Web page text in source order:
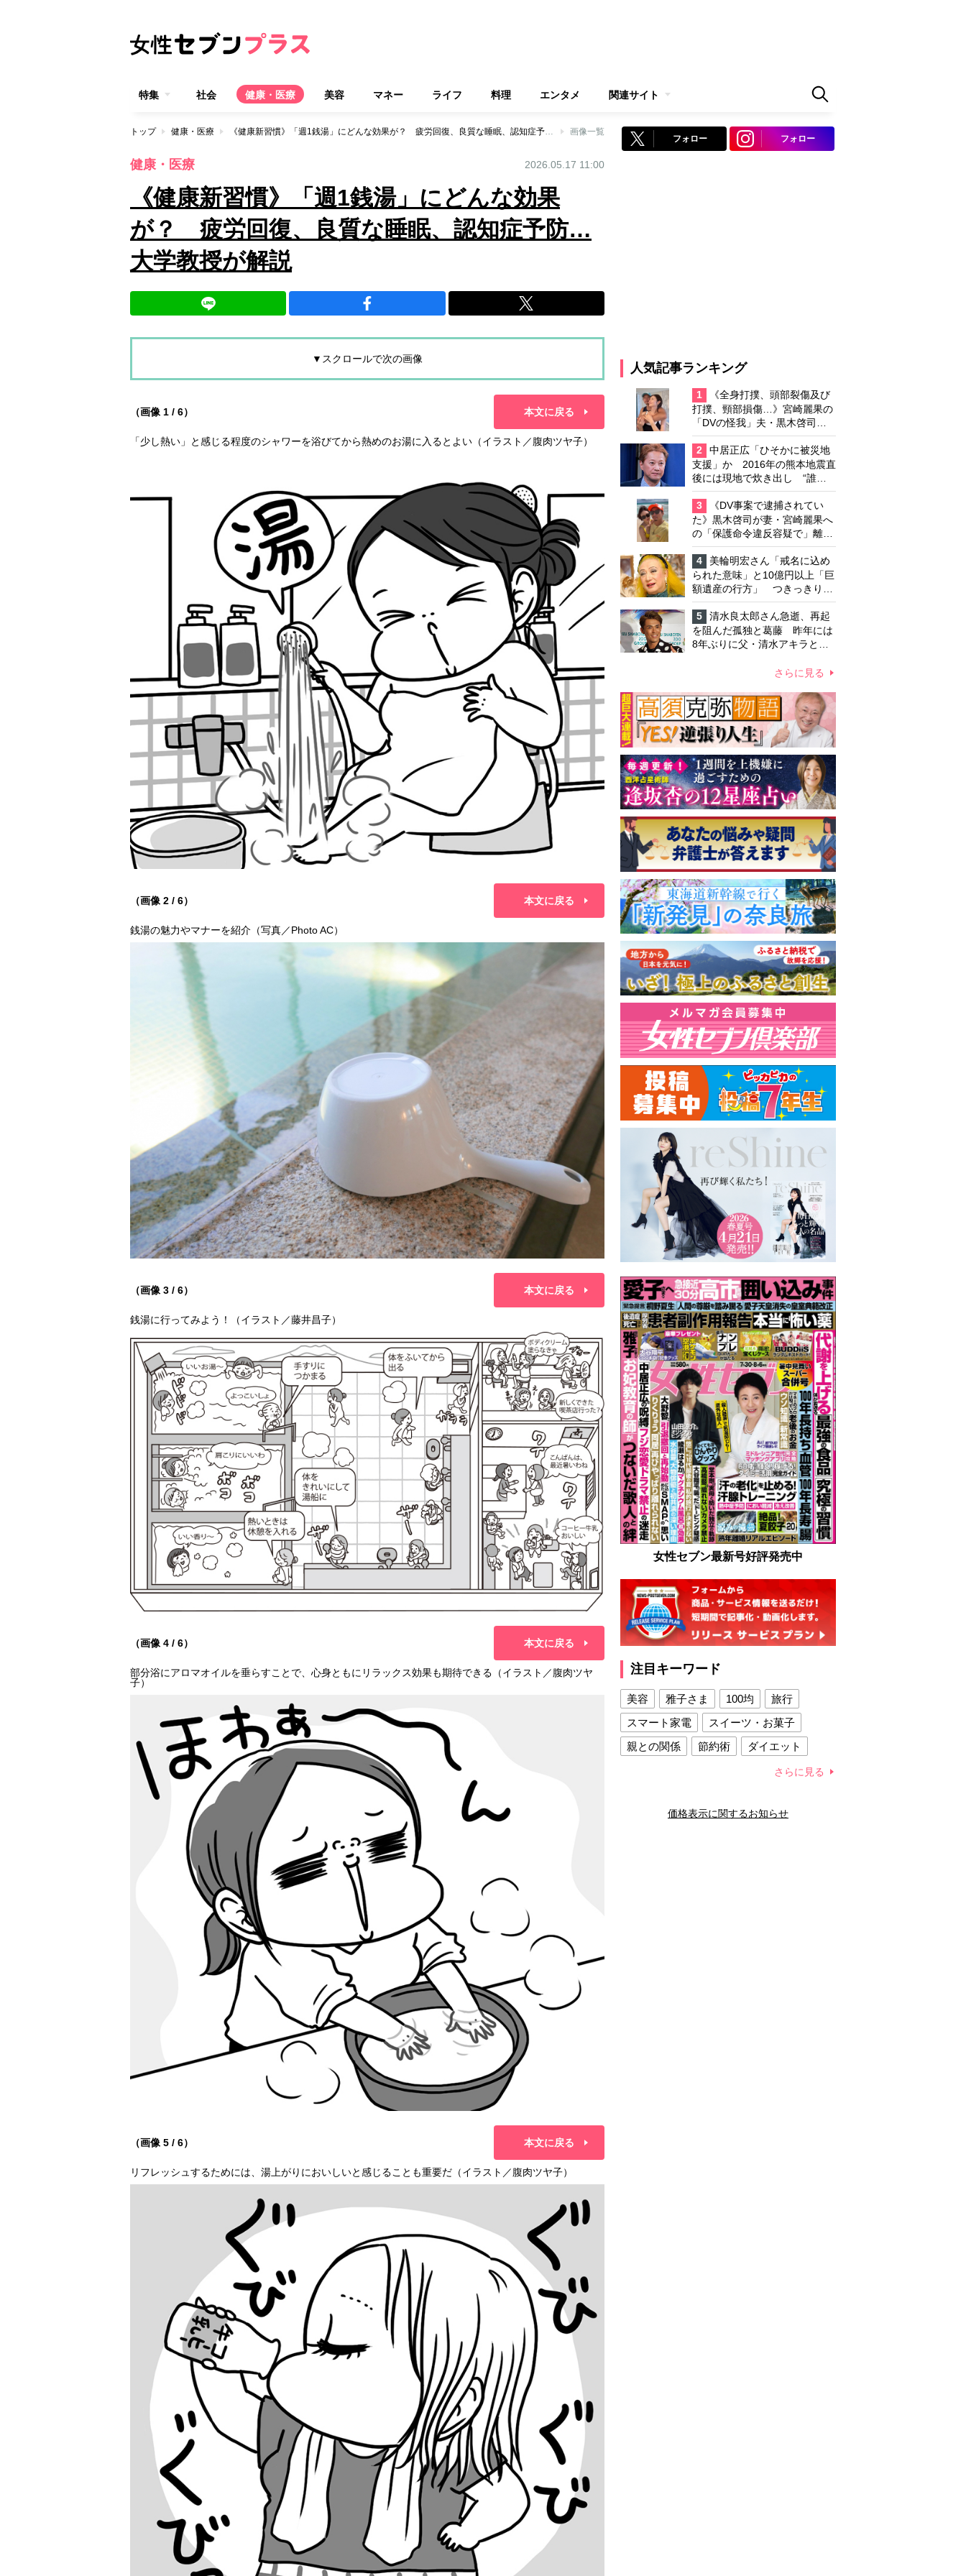
特集 社会 健康・医療 美容 マネー ライフ 料理 エンタメ 関連サイト
トップ 健康・医療 《健康新習慣》「週1銭湯」にどんな効果が？ 疲労回復、良質な睡眠、認知症予防…大学教授が解説 画像一覧
健康・医療 2026.05.17 11:00
《健康新習慣》「週1銭湯」にどんな効果
が？ 疲労回復、良質な睡眠、認知症予防…
大学教授が解説
▼スクロールで次の画像
（画像 1 / 6） 本文に戻る
「少し熱い」と感じる程度のシャワーを浴びてから熱めのお湯に入るとよい（イラスト／腹肉ツヤ子）
（画像 2 / 6） 本文に戻る
銭湯の魅力やマナーを紹介（写真／Photo AC）
（画像 3 / 6） 本文に戻る
銭湯に行ってみよう！（イラスト／藤井昌子）
（画像 4 / 6） 本文に戻る
部分浴にアロマオイルを垂らすことで、心身ともにリラックス効果も期待できる（イラスト／腹肉ツヤ
子）
（画像 5 / 6） 本文に戻る
リフレッシュするためには、湯上がりにおいしいと感じることも重要だ（イラスト／腹肉ツヤ子）
フォロー フォロー
人気記事ランキング
1
《全身打撲、頭部裂傷及び
打撲、頸部損傷…》宮崎麗果の
「DVの怪我」夫・黒木啓司の
逮捕で始まる「夫婦の闘争」
2
中居正広「ひそかに被災地
支援」か 2016年の熊本地震直
後には現地で炊き出し “誰に
も知られなくて良い”と、むし
ろ強まる福祉活動への思い
3
《DV事案で逮捕されてい
た》黒木啓司が妻・宮崎麗果へ
の「保護命令違反容疑で」離婚
協議は「第二ステージ」へ
4
美輪明宏さん「戒名に込め
られた意味」と10億円以上「巨
額遺産の行方」 つきっきりで
私生活をサポートしていた元俳
優が相続か
5
清水良太郎さん急逝、再起
を阻んだ孤独と葛藤 昨年には
8年ぶりに父・清水アキラと共
ていたが…周囲が懸念していた
さらに見る
女性セブン最新号好評発売中
注目キーワード
美容 雅子さま 100均
旅行
スマート家電
スイーツ・お菓子
親との関係
節約術
ダイエット
夫との関係
新津春子 どか食い
さらに見る
価格表示に関するお知らせ